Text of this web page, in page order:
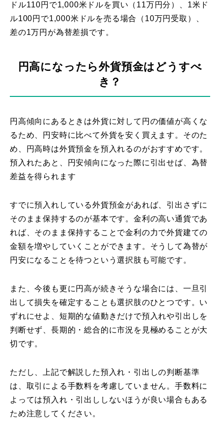
ドル110円で1,000米ドルを買い（11万円分）、1米ド
ル100円で1,000米ドルを売る場合（10万円受取）、
差の1万円が為替差損です。
円高になったら外貨預金はどうすべ
き？
円高傾向にあるときは外貨に対して円の価値が高くな
るため、円安時に比べて外貨を安く買えます。そのた
め、円高時は外貨預金を預入れるのがおすすめです。
預入れたあと、円安傾向になった際に引出せば、為替
差益を得られます
すでに預入れしている外貨預金があれば、引出さずに
そのまま保持するのが基本です。金利の高い通貨であ
れば、そのまま保持することで金利の力で外貨建ての
金額を増やしていくことができます。そうして為替が
円安になることを待つという選択肢も可能です。
また、今後も更に円高が続きそうな場合には、一旦引
出して損失を確定することも選択肢のひとつです。い
ずれにせよ、短期的な値動きだけで預入れや引出しを
判断せず、長期的・総合的に市況を見極めることが大
切です。
ただし、上記で解説した預入れ・引出しの判断基準
は、取引による手数料を考慮していません。手数料に
よっては預入れ・引出ししないほうが良い場合もある
ため注意してください。